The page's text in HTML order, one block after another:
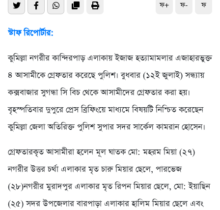
ফ+ ফ- ফ
স্টাফ রিপোর্টার:
কুমিল্লা নগরীর কান্দিরপাড় এলাকায় ইজাজ হত্যামামলার এজাহারভুক্ত
৪ আসামীকে গ্রেফতার করেছে পুলিশ। বুধবার (১২ই জুলাই) সন্ধ্যায়
কক্সবাজার সুগন্ধা সি বিচ থেকে আসামীদের গ্রেফতার করা হয়।
বৃহস্পতিবার দুপুরে প্রেস ব্রিফিংয়ে মাধ্যমে বিষয়টি নিশ্চিত করেছেন
কুমিল্লা জেলা অতিরিক্ত পুলিশ সুপার সদর সার্কেল কামরান হোসেন।
গ্রেফতারকৃত আসামীরা হলেন মূল ঘাতক মো: মহরম মিয়া (২৭)
নগরীর উত্তর চর্থা এলাকার মৃত চারু মিয়ার ছেলে, পারভেজ
(২৮)নগরীর মুরাদপুর এলাকার মৃত রিপন মিয়ার ছেলে, মো: ইয়াছিন
(২৫) সদর উপজেলার বারপাড়া এলাকার হালিম মিয়ার ছেলে এবং